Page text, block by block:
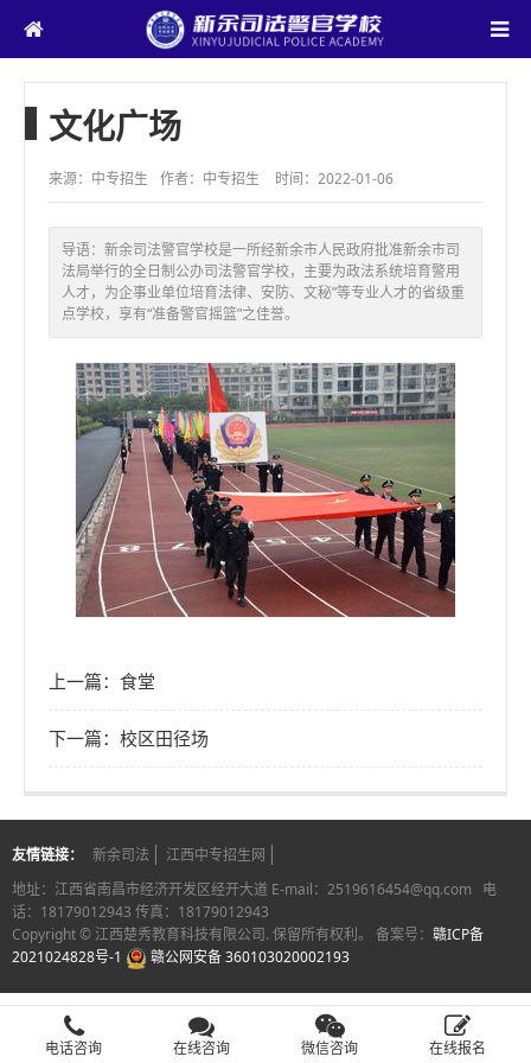
文化广场
来源：中专招生 作者：中专招生 时间：2022-01-06
导语： 新余司法警官学校是一所经新余市人民政府批准新余市司
法局举行的全日制公办司法警官学校，主要为政法系统培育警用
人才，为企事业单位培育法律、安防、文秘”等专业人才的省级重
点学校，享有“准备警官摇篮”之佳誉。
上一篇：食堂
下一篇：校区田径场
友情链接： 新余司法
江西中专招生网
地址：江西省南昌市经济开发区经开大道 E-mail：2519616454@qq.com 电
话：18179012943 传真：18179012943
Copyright © 江西楚秀教育科技有限公司. 保留所有权利。 备案号： 赣ICP备
2021024828号-1
赣公网安备 360103020002193
电话咨询 在线咨询 微信咨询 在线报名